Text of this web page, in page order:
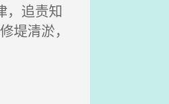
，追责知
堤清淤，